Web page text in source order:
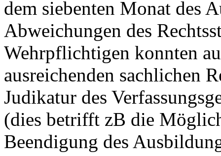
dem siebenten Monat des
Abweichungen des
Wehrpflichtigen konnten
ausreichenden sachlichen
Judikatur des
(dies betrifft zB die
Beendigung des